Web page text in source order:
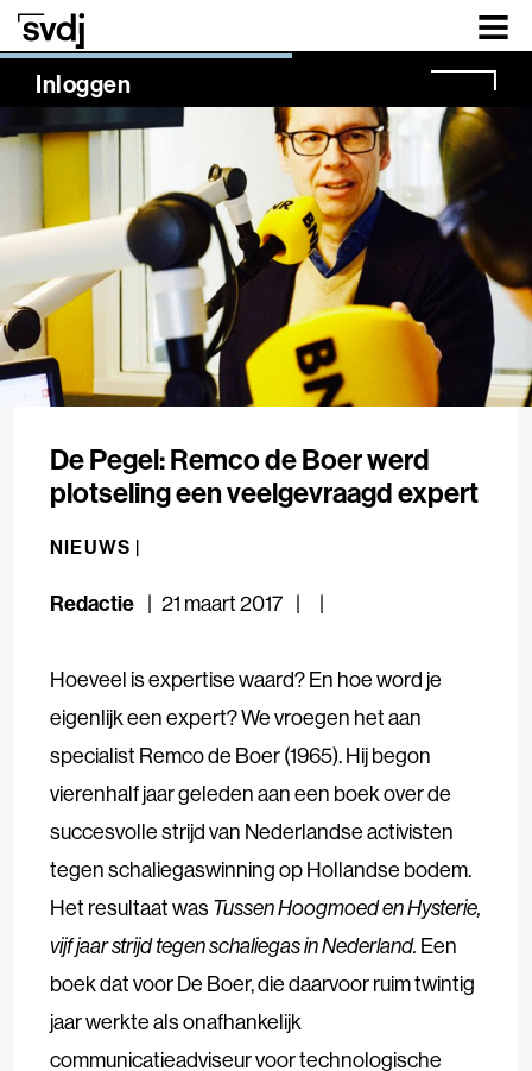
Naar hoofdinhoud
Inloggen
NaN%
De Pegel: Remco de Boer werd
plotseling een veelgevraagd expert
NIEUWS |
Redactie 21 maart 2017
Hoeveel is expertise waard? En hoe word je
eigenlijk een expert? We vroegen het aan
specialist Remco de Boer (1965). Hij begon
vierenhalf jaar geleden aan een boek over de
succesvolle strijd van Nederlandse activisten
tegen schaliegaswinning op Hollandse bodem.
Het resultaat wasTussen Hoogmoed en Hysterie,
vijf jaar strijd tegen schaliegas in Nederland. Een
boek dat voor De Boer, die daarvoor ruim twintig
jaar werkte als onafhankelijk
communicatieadviseur voor technologische